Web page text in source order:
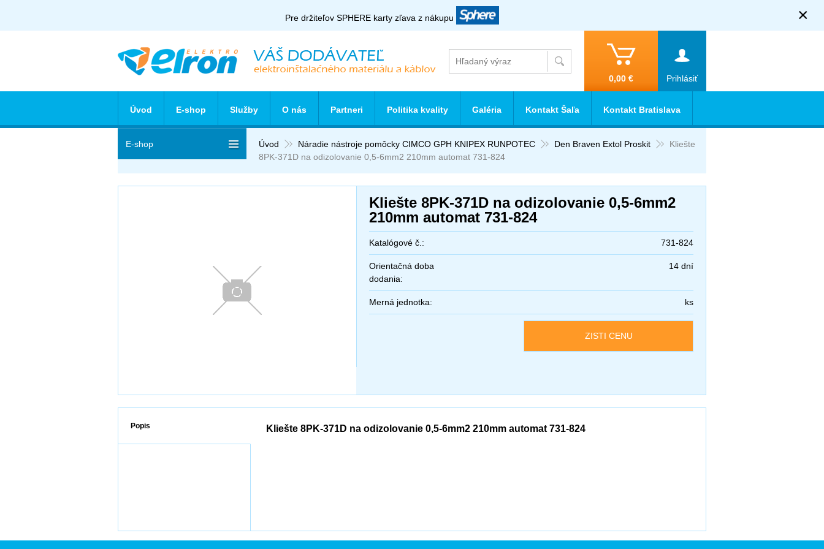
Pre držiteľov SPHERE karty zľava z nákupu ×
Prihlásiť
0,00 €
Úvod Náradie nástroje pomôcky CIMCO GPH KNIPEX RUNPOTEC Den Braven Extol Proskit
Kliešte
8PK-371D na odizolovanie 0,5-6mm2 210mm automat 731-824
Kliešte 8PK-371D na odizolovanie 0,5-6mm2
210mm automat 731-824
Katalógové č.: 731-824
Orientačná doba
dodania:
14 dní
Merná jednotka: ks
ZISTI CENU
Popis Kliešte 8PK-371D na odizolovanie 0,5-6mm2 210mm automat 731-824
E-shop
Úvod E-shop Služby O nás Partneri Politika kvality Galéria Kontakt Šaľa Kontakt Bratislava